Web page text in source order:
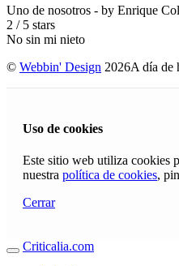
Uno de nosotros - by Enrique
2 / 5 stars
No sin mi nieto
© Webbin' Design 2026A día de
Uso de cookies
Este sitio web utiliza cookies
nuestra política de cookies,
Cerrar
Criticalia.com